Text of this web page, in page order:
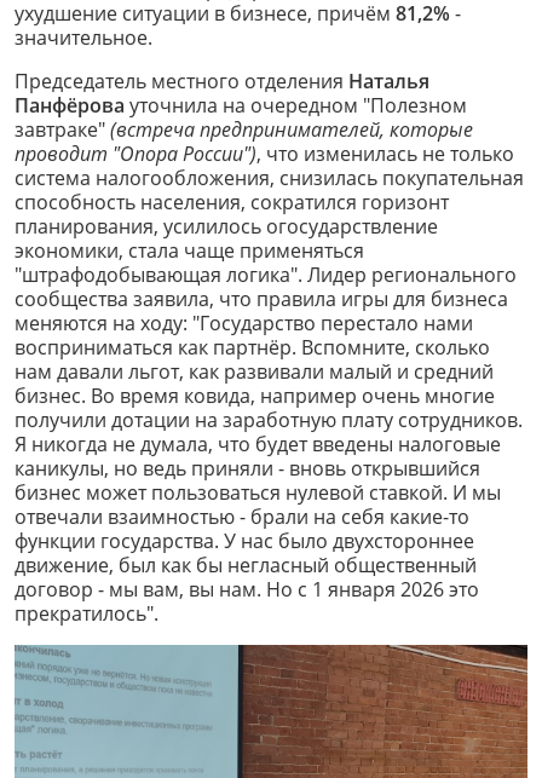
ухудшение ситуации в бизнесе, причём 81,2% -
значительное.
Председатель местного отделения Наталья
Панфёрова уточнила на очередном "Полезном
завтраке"(встреча предпринимателей, которые
проводит "Опора России"), что изменилась не только
система налогообложения, снизилась покупательная
способность населения, сократился горизонт
планирования, усилилось огосударствление
экономики, стала чаще применяться
"штрафодобывающая логика". Лидер регионального
сообщества заявила, что правила игры для бизнеса
меняются на ходу: "Государство перестало нами
восприниматься как партнёр. Вспомните, сколько
нам давали льгот, как развивали малый и средний
бизнес. Во время ковида, например очень многие
получили дотации на заработную плату сотрудников.
Я никогда не думала, что будет введены налоговые
каникулы, но ведь приняли - вновь открывшийся
бизнес может пользоваться нулевой ставкой. И мы
отвечали взаимностью - брали на себя какие-то
функции государства. У нас было двухстороннее
движение, был как бы негласный общественный
договор - мы вам, вы нам. Но с 1 января 2026 это
прекратилось".